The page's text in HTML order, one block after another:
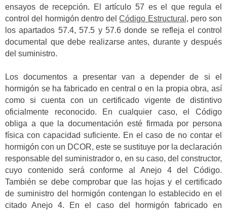
ensayos de recepción. El artículo 57 es el que regula el
control del hormigón dentro delCódigo Estructural , pero son
los apartados 57.4, 57.5 y 57.6 donde se refleja el control
documental que debe realizarse antes, durante y después
del suministro.
Los documentos a presentar van a depender de si el
hormigón se ha fabricado en central o en la propia obra, así
como si cuenta con un certificado vigente de distintivo
oficialmente reconocido. En cualquier caso, el Código
obliga a que la documentación esté firmada por persona
física con capacidad suficiente. En el caso de no contar el
hormigón con un DCOR, este se sustituye por la declaración
responsable del suministrador o, en su caso, del constructor,
cuyo contenido será conforme al Anejo 4 del Código.
También se debe comprobar que las hojas y el certificado
de suministro del hormigón contengan lo establecido en el
citado Anejo 4. En el caso del hormigón fabricado en